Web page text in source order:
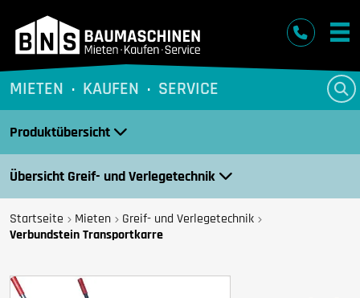
MIETEN KAUFEN SERVICE
Produktübersicht
Übersicht Greif- und Verlegetechnik
Startseite Mieten
Greif- und Verlegetechnik
Verbundstein Transportkarre